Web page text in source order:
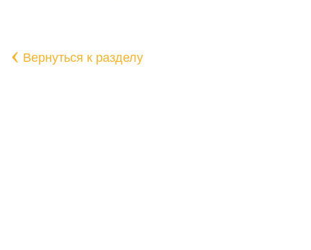
‹ Вернуться к разделу